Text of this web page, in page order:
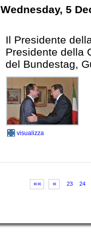
Wednesday, 5
Il Presidente
Presidente della
del Bundestag,
visualizza
«« « 23 24